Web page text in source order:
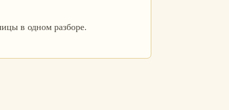
в одном разборе.